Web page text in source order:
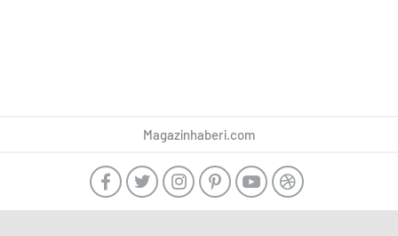
Magazinhaberi.com